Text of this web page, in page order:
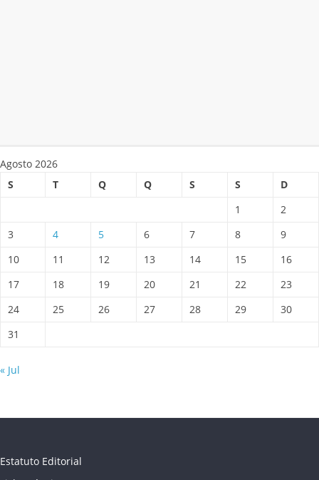
Agosto 2026
S
T Q Q S S
D
1
2
3
4 5 6 7 8
9
10
11 12 13 14 15
16
17
18 19 20 21 22
23
24
25 26 27 28 29
30
31
« Jul
Estatuto Editorial